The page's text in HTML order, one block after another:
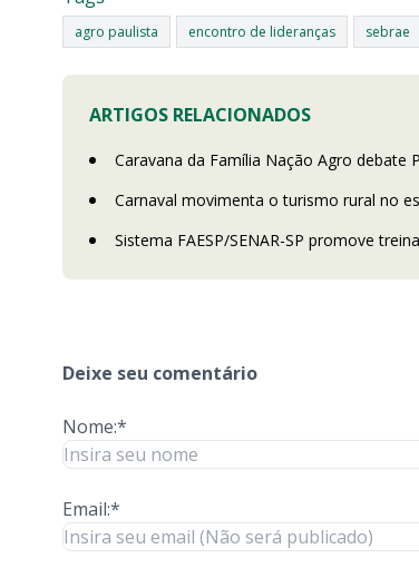
agro paulista encontro de lideranças sebrae
ARTIGOS RELACIONADOS
Caravana da Família Nação Agro
Carnaval movimenta o turismo rural no
Sistema FAESP/SENAR-SP promove
Deixe seu comentário
Nome:*
Email:*